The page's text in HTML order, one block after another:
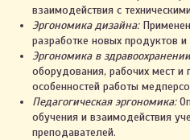
взаимодействия с
Эргономика дизайна:
разработке новых продуктов и
Эргономика в
оборудования, рабочих мест и
особенностей работы
Педагогическая эргономика:
обучения и взаимодействия
преподавателей.